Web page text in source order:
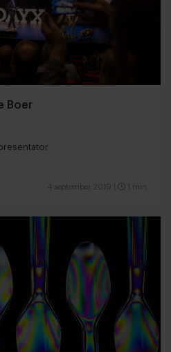
Boer
4 september 2019 1 min